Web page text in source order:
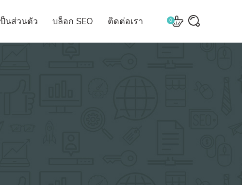
Media Marketing
นส่วนตัว บล็อก SEO ติดต่อเรา 0